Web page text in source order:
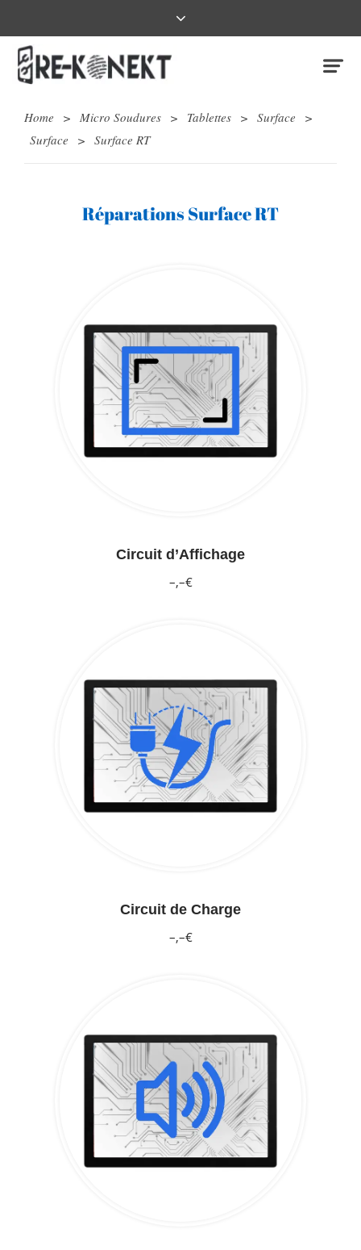
Home > Micro Soudures > Tablettes > Surface
>
Surface
> Surface RT
Réparations Surface RT
Circuit d’Affichage
–,–€
Circuit de Charge
–,–€